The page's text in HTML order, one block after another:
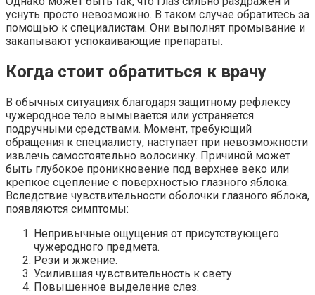
уснуть просто невозможно. В таком случае обратитесь за
помощью к специалистам. Они выполнят промывание и
закапывают успокаивающие препараты.
Когда стоит обратиться к врачу
В обычных ситуациях благодаря защитному рефлексу
чужеродное тело вымывается или устраняется
подручными средствами. Момент, требующий
обращения к специалисту, наступает при невозможности
извлечь самостоятельно волосинку. Причиной может
быть глубокое проникновение под верхнее веко или
крепкое сцепление с поверхностью глазного яблока.
Вследствие чувствительности оболочки глазного яблока,
появляются симптомы:
Непривычные ощущения от присутствующего
чужеродного предмета.
Рези и жжение.
Усилившая чувствительность к свету.
Повышенное выделение слез.